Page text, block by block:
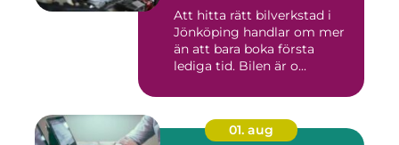
Att hitta rätt bilverkstad i
Jönköping handlar om mer
än att bara boka första
lediga tid. Bilen är o...
01. aug